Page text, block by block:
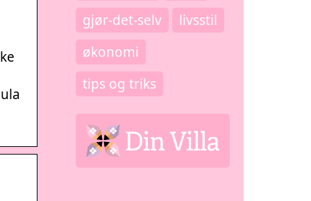
gjør-det-selv
livsstil
økonomi
tips og triks